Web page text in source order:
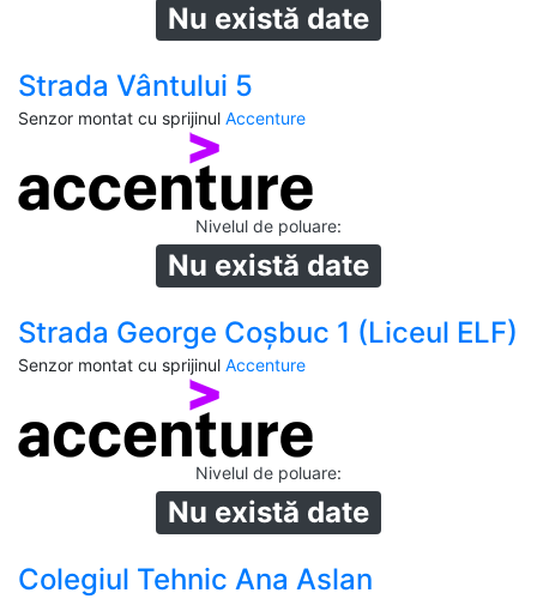
Nu există date
Strada Vântului 5
Senzor montat cu sprijinul Accenture
Nivelul de poluare:
Nu există date
Strada George Coșbuc 1 (Liceul ELF)
Senzor montat cu sprijinul Accenture
Nivelul de poluare:
Nu există date
Colegiul Tehnic Ana Aslan